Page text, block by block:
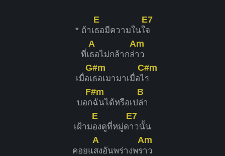
* ถ้าเ
E
ธอมีความในใ
E7
จ
ที่เ
A
ธอไม่กล้ากล่
Am
าว
เมื่อเ
G#m
ธอเมามาเมื่อไ
C#m
ร
บอก
F#m
ฉันได้หรือเป
B
ล่า
เฝ้าม
E
องดูที่หมู่ด
E7
าวนั้น
คอยแ
A
สงอันพร่างพร
Am
าว